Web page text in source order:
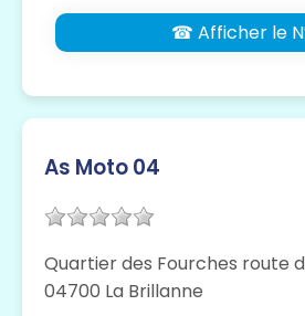
☎ Afficher le
As Moto 04
Quartier des Fourches route
04700 La Brillanne